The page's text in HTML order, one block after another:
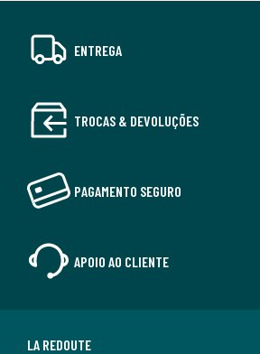
ENTREGA
TROCAS & DEVOLUÇÕES
PAGAMENTO SEGURO
APOIO AO CLIENTE
LA REDOUTE